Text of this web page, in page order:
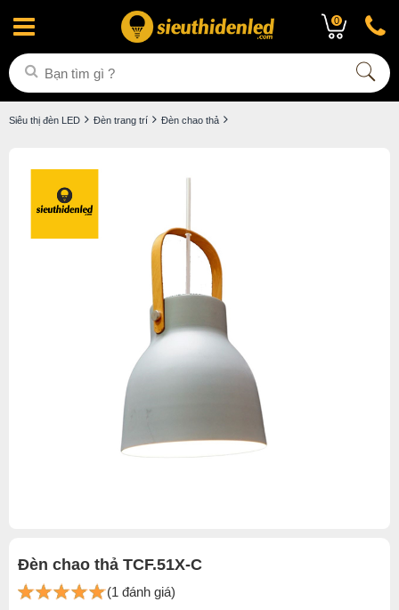
0
Siêu thị đèn LED Đèn trang trí Đèn chao thả
Đèn chao thả TCF.51X-C
(1 đánh giá)